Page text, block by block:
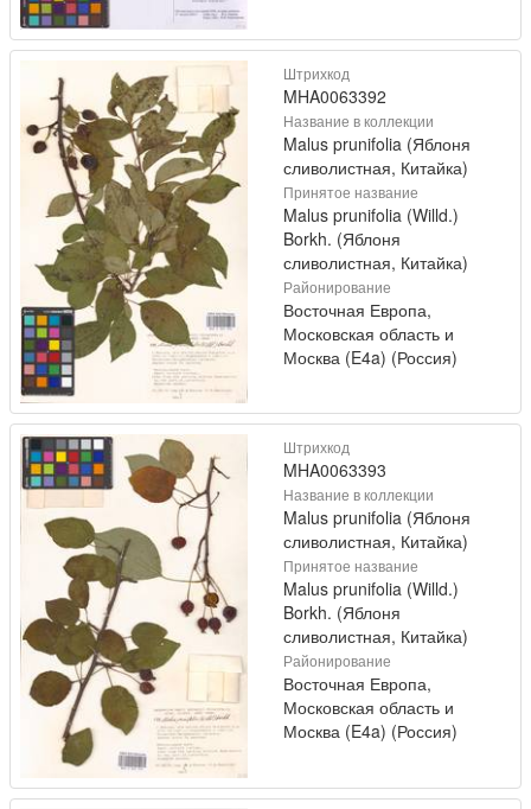
Штрихкод
MHA0063392
Название в коллекции
Malus prunifolia (Яблоня
сливолистная, Китайка)
Принятое название
Malus prunifolia (Willd.)
Borkh. (Яблоня
сливолистная, Китайка)
Районирование
Восточная Европа,
Московская область и
Москва (E4a) (Россия)
Штрихкод
MHA0063393
Название в коллекции
Malus prunifolia (Яблоня
сливолистная, Китайка)
Принятое название
Malus prunifolia (Willd.)
Borkh. (Яблоня
сливолистная, Китайка)
Районирование
Восточная Европа,
Московская область и
Москва (E4a) (Россия)